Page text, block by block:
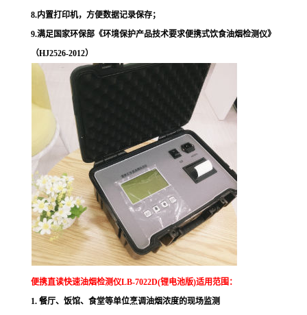
8.内置打印机，方便数据记录保存；
9.满足国家环保部《环境保护产品技术要求便携式饮食油烟检测仪》
（HJ2526-2012）
便携直读快速油烟检测仪LB-7022D(锂电池版)适用范围：
1. 餐厅、饭馆、食堂等单位烹调油烟浓度的现场监测